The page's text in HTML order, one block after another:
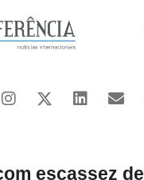
escassez de